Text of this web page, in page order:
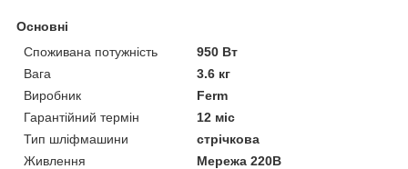
Основні
Споживана потужність
950 Вт
Вага
3.6 кг
Виробник
Ferm
Гарантійний термін
12 міс
Тип шліфмашини
стрічкова
Живлення
Мережа 220В